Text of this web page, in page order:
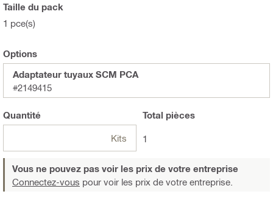
Taille du pack
1 pce(s)
Options
Adaptateur tuyaux SCM PCA
#2149415
Quantité
Kits
Total pièces
1
Vous ne pouvez pas voir les prix de votre entreprise
Connectez-vous pour voir les prix de votre entreprise.